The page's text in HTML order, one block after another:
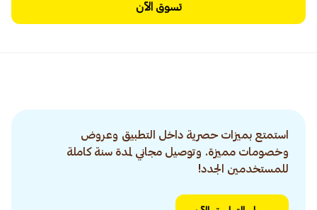
تسوق الآن
استمتع بميزات حصرية داخل التطبيق وعروض
وخصومات مميزة. وتوصيل مجاني لمدة سنة كاملة
للمستخدمين الجدد!